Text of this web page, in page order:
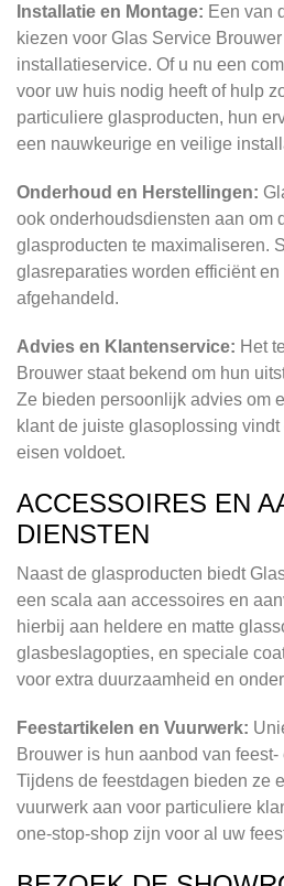
Installatie en Montage: Een van
kiezen voor Glas Service
installatieservice. Of u nu een
voor uw huis nodig heeft of hulp
particuliere glasproducten, hun
een nauwkeurige en veilige
Onderhoud en Herstellingen:
ook onderhoudsdiensten aan om
glasproducten te maximaliseren.
glasreparaties worden efficiënt en
afgehandeld.
Advies en Klantenservice: Het
Brouwer staat bekend om hun
Ze bieden persoonlijk advies om
klant de juiste glasoplossing
eisen voldoet.
ACCESSOIRES EN
DIENSTEN
Naast de glasproducten biedt
een scala aan accessoires en
hierbij aan heldere en matte
glasbeslagopties, en speciale
voor extra duurzaamheid en
Feestartikelen en Vuurwerk:
Brouwer is hun aanbod van
Tijdens de feestdagen bieden ze
vuurwerk aan voor particuliere
one-stop-shop zijn voor al uw